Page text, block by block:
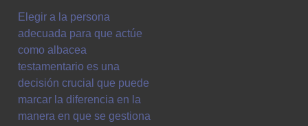
Elegir a la persona
adecuada para que actúe
como albacea
testamentario es una
decisión crucial que puede
marcar la diferencia en la
manera en que se gestiona